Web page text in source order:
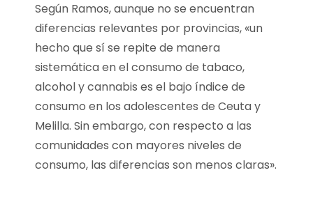
Según Ramos, aunque no se encuentran
diferencias relevantes por provincias, «un
hecho que sí se repite de manera
sistemática en el consumo de tabaco,
alcohol y cannabis es el bajo índice de
consumo en los adolescentes de Ceuta y
Melilla. Sin embargo, con respecto a las
comunidades con mayores niveles de
consumo, las diferencias son menos claras».